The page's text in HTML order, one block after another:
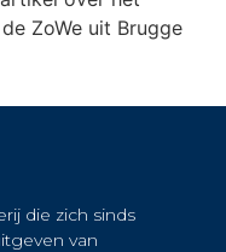
ZoWe uit Brugge
die zich sinds
van